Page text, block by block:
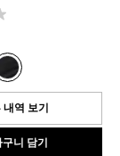
내역 보기
구니 담기